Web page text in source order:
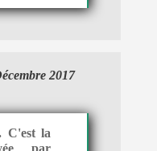
2017
C'est la